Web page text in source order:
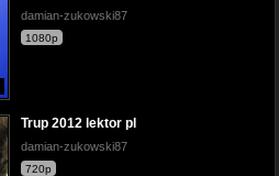
damian-zukowski87
1080p
Trup 2012 lektor pl
damian-zukowski87
720p